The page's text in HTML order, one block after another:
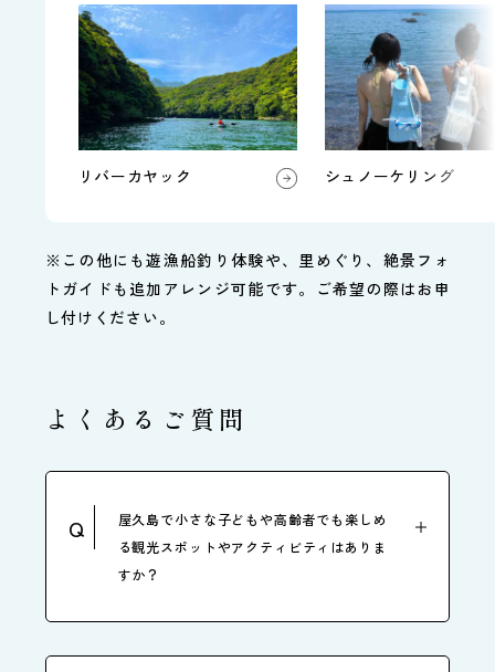
リバーカヤック シュノーケリング
※この他にも遊漁船釣り体験や、里めぐり、絶景フォ
トガイドも追加アレンジ可能です。ご希望の際はお申
し付けください。
よくあるご質問
Q
屋久島で小さな子どもや高齢者でも楽しめ
る観光スポットやアクティビティはありま
すか？